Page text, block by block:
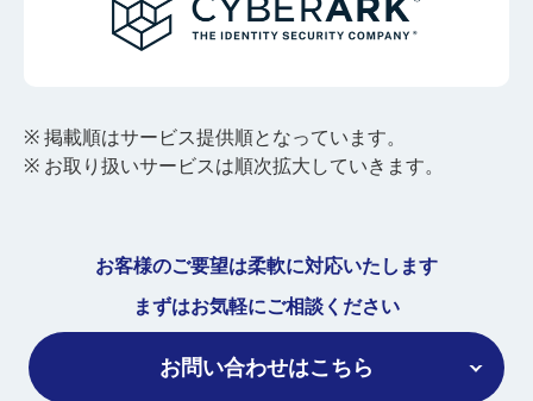
※ 掲載順はサービス提供順となっています。
※ お取り扱いサービスは順次拡大していきます。
お客様のご要望は柔軟に対応いたします
まずはお気軽にご相談ください
お問い合わせはこちら